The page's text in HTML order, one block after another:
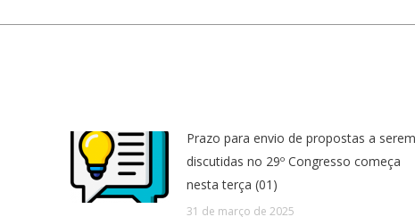
Prazo para envio de propostas a serem
discutidas no 29º Congresso começa
nesta terça (01)
31 de março de 2025